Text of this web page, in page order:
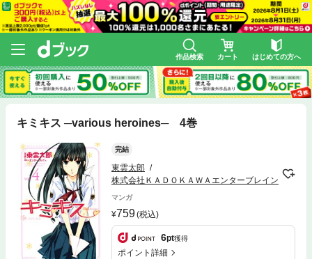
作品検索 カート はじめての方へ
キミキス ─various heroines─ 4巻
完結
東雲太郎
株式会社ＫＡＤＯＫＡＷＡエンターブレイン
マンガ
759(税込)
6pt獲得
ポイント詳細